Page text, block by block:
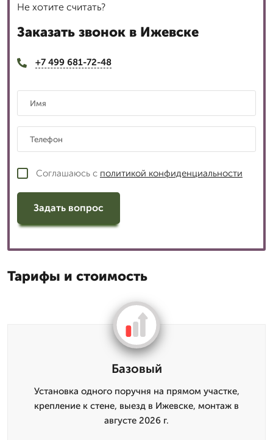
Не хотите считать?
Заказать звонок в Ижевске
+7 499 681-72-48
Соглашаюсь с политикой конфиденциальности
Задать вопрос
Тарифы и стоимость
Базовый
Установка одного поручня на прямом участке,
крепление к стене, выезд в Ижевске, монтаж в
августе 2026 г.